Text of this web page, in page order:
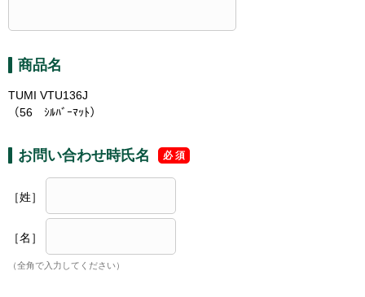
商品名
TUMI VTU136J
（56 ｼﾙﾊﾞｰﾏｯﾄ）
お問い合わせ時氏名
［姓］
［名］
（全角で入力してください）